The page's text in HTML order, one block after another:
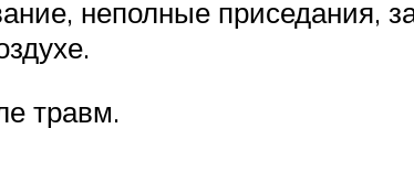
неполные приседания,
травм.